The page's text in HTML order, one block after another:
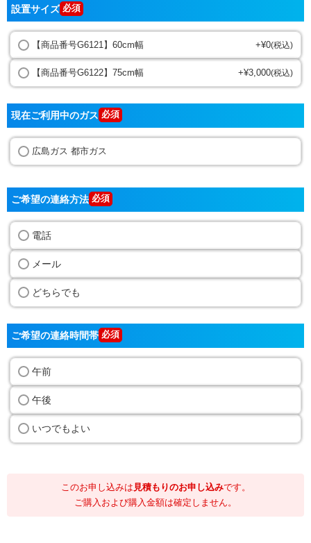
設置サイズ
【商品番号G6121】60cm幅 +¥0 税込
【商品番号G6122】75cm幅 +¥3,000 税込
現在ご利用中のガス
広島ガス 都市ガス
ご希望の連絡方法
電話
メール
どちらでも
ご希望の連絡時間帯
午前
午後
いつでもよい
このお申し込みは 見積もりのお申し込みです。
ご購入および購入金額は確定しません。